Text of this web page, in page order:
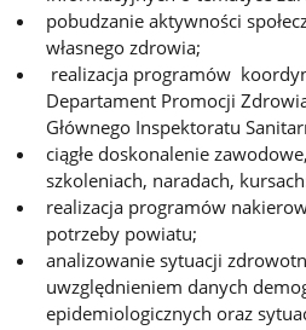
pobudzanie aktywności
własnego zdrowia;
realizacja programów
Departament Promocji
Głównego Inspektoratu
ciągłe doskonalenie
szkoleniach, naradach,
realizacja programów
potrzeby powiatu;
analizowanie sytuacji
uwzględnieniem danych
epidemiologicznych oraz